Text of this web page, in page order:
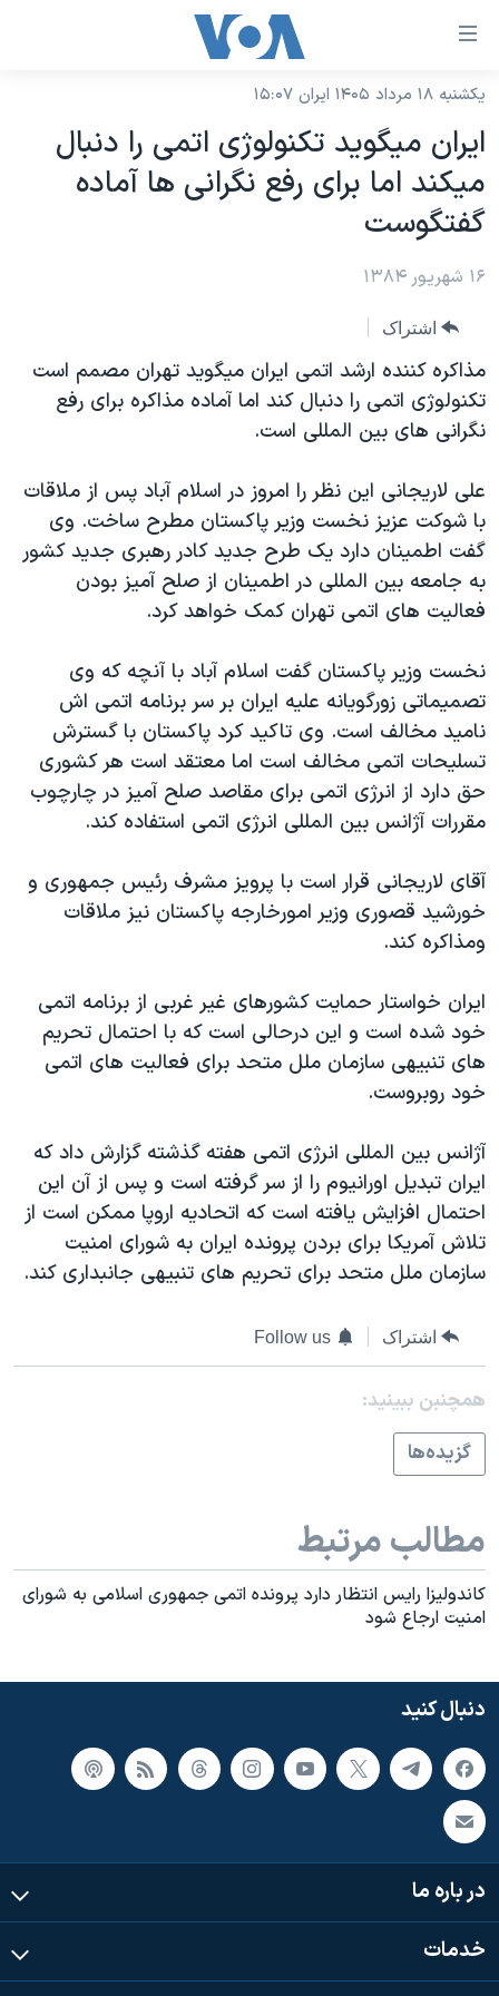
لینکهای
دسترسی
جهش
محتوای
اصلی
به
صفحه
جهش
به
جستجو
نسخه سبک وب‌سایت
موضوع ها
ایران
آمریکا
جهان
ورزشی
گزیده‌ها
ویژه برنامه‌ها
ویدیوها
فرهنگ و زندگی
حقوق شهروندی
اقتصادی
اسرائیل در جنگ
گالری عکس
آرشیو پخش زنده
برنامه های تلویزیونی
جدول برنامه ها
صفحه‌های ویژه
جام جهانی ۲۰۲۶
عملیات خشم حماسی
۲۵۰سالگی آمریکا
بایگانی برنامه‌های تلویزیونی
مستندها
انتخابات ریاست جمهوری آمریکا ۲۰۲۴
حمله جمهوری اسلامی به اسرائیل
ورزش زنان در ایران
اعتراضات زن، زندگی، آزادی
مجموعه مستندهای دادخواهی
تریبونال مردمی آبان ۹۸
چهل سال گروگان‌گیری
قانون شفافیت دارائی کادر رهبری ایران
اسرائیل در جنگ
نرگس محمدی برنده جایزه نوبل صلح
سفر پرزیدنت ترامپ به چین
فرکانس‌های صدای آمریکا
پخش رادیویی
دنبال کنید
زبانهای مختلف
یکشنبه ۱۸ مرداد ۱۴۰۵ ایران ۱۵:۰۷
ايران ميگويد تکنولوژی اتمی را دنبال
ميکند اما برای رفع نگرانی ها آماده
گفتگوست
۱۶ شهریور ۱۳۸۴
اشتراک
مذاکره کننده ارشد اتمی ايران ميگويد تهران مصمم است
تکنولوژی اتمی را دنبال کند اما آماده مذاکره برای رفع
نگرانی های بين المللی است.
علی لاريجانی اين نظر را امروز در اسلام آباد پس از ملاقات
با شوکت عزيز نخست وزير پاکستان مطرح ساخت. وی
گفت اطمينان دارد يک طرح جديد کادر رهبری جديد کشور
به جامعه بين المللی در اطمينان از صلح آميز بودن
فعاليت های اتمی تهران کمک خواهد کرد.
نخست وزير پاکستان گفت اسلام آباد با آنچه که وی
تصميماتی زورگويانه عليه ايران بر سر برنامه اتمی اش
ناميد مخالف است. وی تاکيد کرد پاکستان با گسترش
تسليحات اتمی مخالف است اما معتقد است هر کشوری
حق دارد از انرژی اتمی برای مقاصد صلح آميز در چارچوب
مقررات آژانس بين المللی انرژی اتمی استفاده کند.
آقای لاريجانی قرار است با پرويز مشرف رئيس جمهوری و
خورشيد قصوری وزير امورخارجه پاکستان نيز ملاقات
ومذاکره کند.
ايران خواستار حمايت کشورهای غير غربی از برنامه اتمی
خود شده است و اين درحالی است که با احتمال تحريم
های تنبيهی سازمان ملل متحد برای فعاليت های اتمی
خود روبروست.
آژانس بين المللی انرژی اتمی هفته گذشته گزارش داد که
ايران تبديل اورانيوم را از سر گرفته است و پس از آن اين
احتمال افزايش يافته است که اتحاديه اروپا ممکن است از
تلاش آمريکا برای بردن پرونده ايران به شورای امنيت
سازمان ملل متحد برای تحريم های تنبيهی جانبداری کند.
اشتراک Follow us
همچنبن ببینید:
گزيده‌ها
مطالب مرتبط
کاندوليزا رايس انتظار دارد پرونده اتمی جمهوری اسلامی به شورای
امنيت ارجاع شود
دنبال کنید
در باره ما
خدمات